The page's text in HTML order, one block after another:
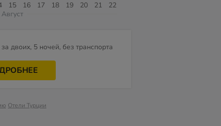
15 16 17 18 19 20 21 22
Август
двоих, 5 ночей, без транспорта
Отели Турции